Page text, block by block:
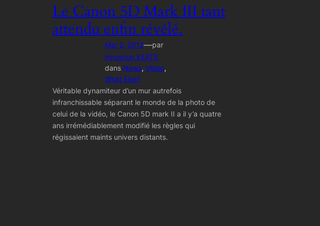
Le Canon 5D Mark III tant
attendu enfin révélé.
Mar 2, 2012—par
Hyperion KEATS
dans News, Video
What Else?
Véritable dynamiteur d’un mur autrefois
infranchissable séparant le monde de la photo de
celui de la vidéo, le Canon 5D mark II a il y’a quatre
ans irrémédiablement modifié les règles qui
régissaient maints univers distants.